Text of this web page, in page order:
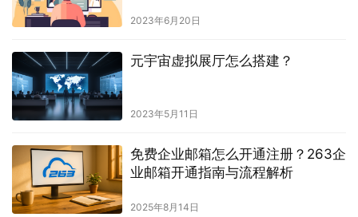
2023年6月20日
元宇宙虚拟展厅怎么搭建？
2023年5月11日
免费企业邮箱怎么开通注册？263企
业邮箱开通指南与流程解析
2025年8月14日